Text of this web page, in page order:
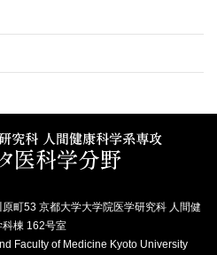
町53 京都大学大学院医学研究科 人間健
科棟 162号室
Faculty of Medicine Kyoto University